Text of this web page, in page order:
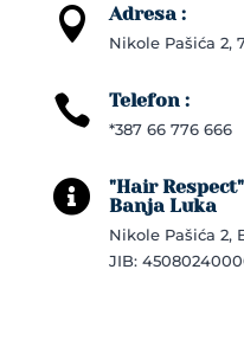
 Adresa :
Nikole Pašića 2,
 Telefon :
*387 66 776 666

"Hair
Banja Luka
Nikole Pašića 2,
JIB: